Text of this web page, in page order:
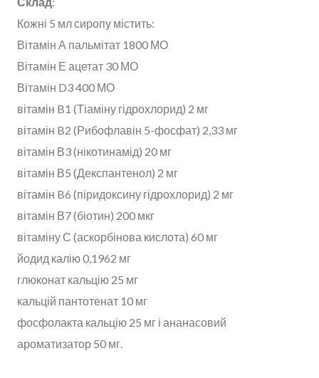
Кожні 5 мл сиропу містить:
Вітамін А пальмітат 1800 МО
Вітамін Е ацетат 30 МО
Вітамін D3 400 МО
вітамін B1 (Тіаміну гідрохлорид) 2 мг
вітамін B2 (Рибофлавін 5-фосфат) 2,33 мг
вітамін В3 (нікотинамід) 20 мг
вітамін В5 (Декспантенол) 2 мг
вітамін B6 (піридоксину гідрохлорид) 2 мг
вітамін В7 (біотин) 200 мкг
вітаміну С (аскорбінова кислота) 60 мг
йодид калію 0,1962 мг
глюконат кальцію 25 мг
кальцій пантотенат 10 мг
фосфолакта кальцію 25 мг і ананасовий
ароматизатор 50 мг.